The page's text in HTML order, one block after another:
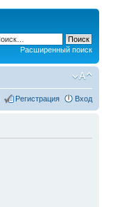
Расширенный поиск
Регистрация Вход